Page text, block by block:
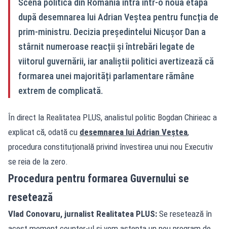
după desemnarea lui Adrian Veștea pentru funcția de
prim-ministru. Decizia președintelui Nicușor Dan a
stârnit numeroase reacții și întrebări legate de
viitorul guvernării, iar analiștii politici avertizează că
formarea unei majorități parlamentare rămâne
extrem de complicată.
În direct la Realitatea PLUS, analistul politic Bogdan Chirieac a
explicat că, odată cu desemnarea lui Adrian Veștea,
procedura constituțională privind învestirea unui nou Executiv
se reia de la zero.
Procedura pentru formarea Guvernului se
resetează
Vlad Conovaru, jurnalist Realitatea PLUS: Se resetează în